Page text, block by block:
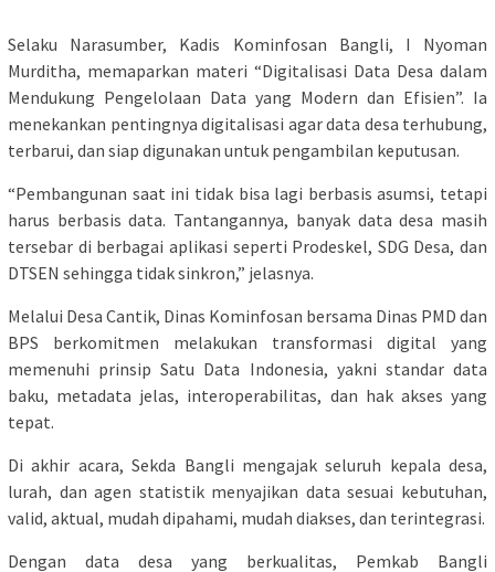
Selaku Narasumber, Kadis Kominfosan Bangli, I Nyoman
Murditha, memaparkan materi “Digitalisasi Data Desa dalam
Mendukung Pengelolaan Data yang Modern dan Efisien”. Ia
menekankan pentingnya digitalisasi agar data desa terhubung,
terbarui, dan siap digunakan untuk pengambilan keputusan.
“Pembangunan saat ini tidak bisa lagi berbasis asumsi, tetapi
harus berbasis data. Tantangannya, banyak data desa masih
tersebar di berbagai aplikasi seperti Prodeskel, SDG Desa, dan
DTSEN sehingga tidak sinkron,” jelasnya.
Melalui Desa Cantik, Dinas Kominfosan bersama Dinas PMD dan
BPS berkomitmen melakukan transformasi digital yang
memenuhi prinsip Satu Data Indonesia, yakni standar data
baku, metadata jelas, interoperabilitas, dan hak akses yang
tepat.
Di akhir acara, Sekda Bangli mengajak seluruh kepala desa,
lurah, dan agen statistik menyajikan data sesuai kebutuhan,
valid, aktual, mudah dipahami, mudah diakses, dan terintegrasi.
Dengan data desa yang berkualitas, Pemkab Bangli